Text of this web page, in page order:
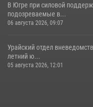
В Югре при силовой
подозреваемые в...
06 августа 2026, 09:07
Урайский отдел
летний ю...
05 августа 2026, 12:01